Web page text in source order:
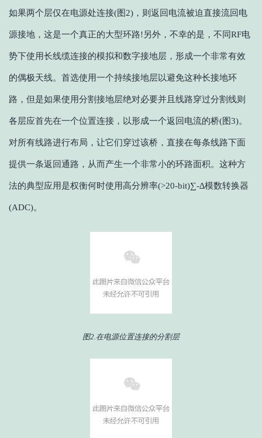
如果两个层仅在电源处连接(图2)，则返回电流被迫直接流回电
源接地，这是一个真正的大型环路!另外，不幸的是，不同RF电
势下使用长线缆连接的模拟和数字接地层，形成一个非常有效
的偶极天线。首选使用一个持续接地层以避免这种长接地环
路，但是如果使用分割接地层绝对必要并且线路穿过分割线则
各层应首先在一个位置连接，以形成一个返回电流的桥(图3)。
对所有线路进行布局，让它们穿过该桥，直接在每条线路下面
提供一条返回通路，从而产生一个非常小的环路面积。这种方
法的典型应用是权衡何时使用高分辨率(>20-bit)∑-∆模数转换器
(ADC)。
图2.在电源位置连接的分割层